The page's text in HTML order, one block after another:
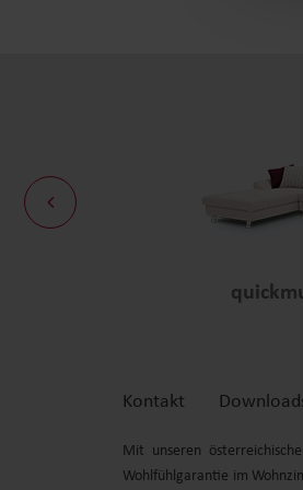
Kontakt
Mit unseren
Wohlfühlgarantie im